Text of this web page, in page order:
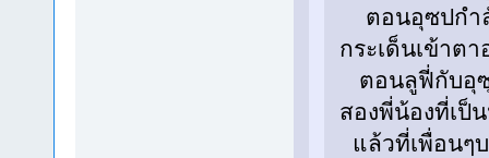
ตอนอุซปกำ
กระเด็นเข้าต
ตอนลูฟี่กับอุซุ
สองพี่น้องที่เป็
แล้วที่เพื่อนๆ